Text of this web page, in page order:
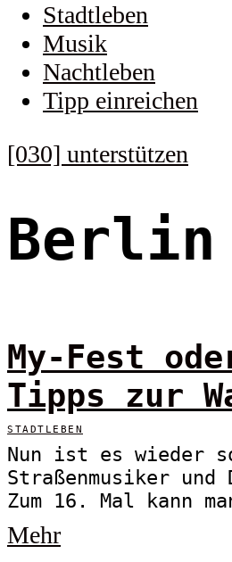
Stadtleben
Musik
Nachtleben
Tipp einreichen
[030] unterstützen
Berlin
My-Fest
Tipps zur
STADTLEBEN
Nun ist es wieder
Straßenmusiker
Zum 16. Mal kann
Mehr